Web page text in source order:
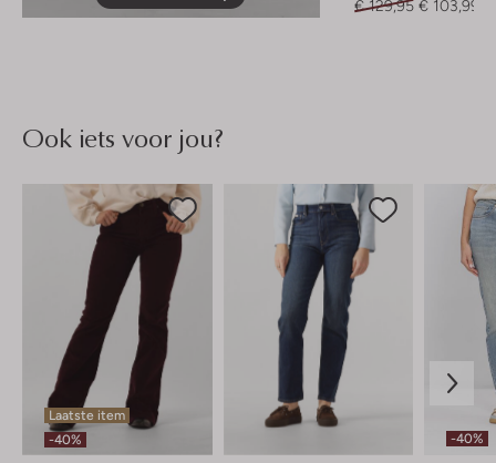
€ 129,95 € 103,99
Ook iets voor jou?
Laatste item
-40%
-40%